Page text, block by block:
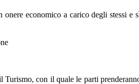
economico a carico degli stessi
con il quale le parti